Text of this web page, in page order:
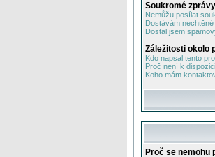
Soukromé zprávy
Nemůžu posílat
Dostávám
Dostal jsem
Záležitosti okolo
Kdo napsal tento
Proč není k
Koho mám
Proč se nemohu